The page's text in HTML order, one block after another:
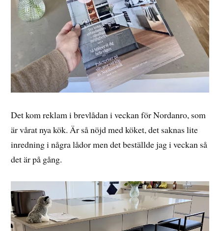
Det kom reklam i brevlådan i veckan för Nordanro, som
är vårat nya kök. Är så nöjd med köket, det saknas lite
inredning i några lådor men det beställde jag i veckan så
det är på gång.